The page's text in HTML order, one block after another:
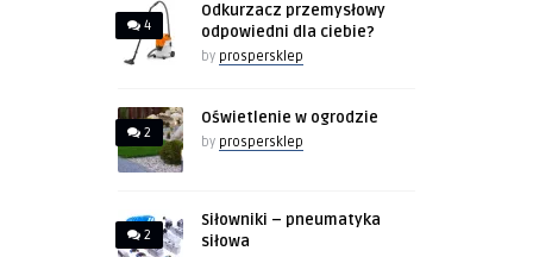
4
Odkurzacz przemysłowy
odpowiedni dla ciebie?
by prospersklep
2
Oświetlenie w ogrodzie
by prospersklep
2
Siłowniki – pneumatyka
siłowa